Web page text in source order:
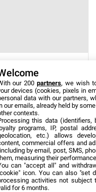
impose aux
règles du jeu en
our 200partners, we wish
devices (cookies, pixels in
data with our partners,
our emails, already held by
contexts.
this data (identifiers,
programs, IP, postal
etc.) allows
commercial offers and
by email, post, SMS,
measuring their
can "accept all" and
icon. You can also "set
activities not subject
for 6 months.